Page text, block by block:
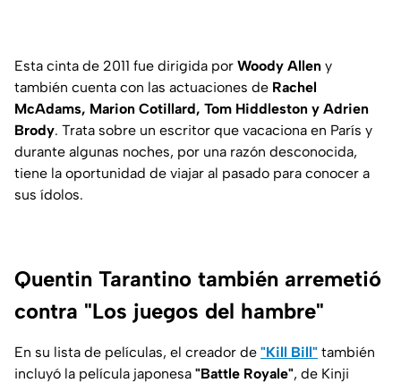
Esta cinta de 2011 fue dirigida por Woody Allen y
también cuenta con las actuaciones de Rachel
McAdams, Marion Cotillard, Tom Hiddleston y Adrien
Brody. Trata sobre un escritor que vacaciona en París y
durante algunas noches, por una razón desconocida,
tiene la oportunidad de viajar al pasado para conocer a
sus ídolos.
Quentin Tarantino también arremetió
contra "Los juegos del hambre"
En su lista de películas, el creador de "Kill Bill" también
incluyó la película japonesa "Battle Royale", de Kinji